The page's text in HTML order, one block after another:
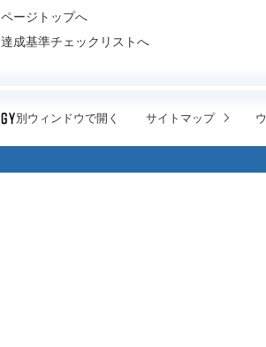
ページトップへ
達成基準チェックリストへ
別ウィンドウで開く サイトマップ